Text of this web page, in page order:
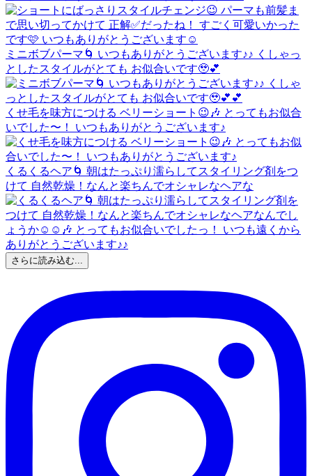
ミニボブパーマ🌀 いつもありがとうございます♪♪ くしゃっ
としたスタイルがとても お似合いです🥹💕
くせ毛を味方につける ベリーショート😉🎶 とってもお似合
いでした〜！ いつもありがとうございます♪
くるくるヘア🌀 朝はたっぷり濡らしてスタイリング剤をつ
けて 自然乾燥！なんと楽ちんでオシャレなヘアな
さらに読み込む...